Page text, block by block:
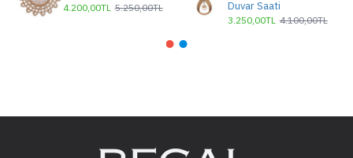
4.200,00TL 5.250,00TL
Duvar Saati
3.250,00TL 4.100,00TL